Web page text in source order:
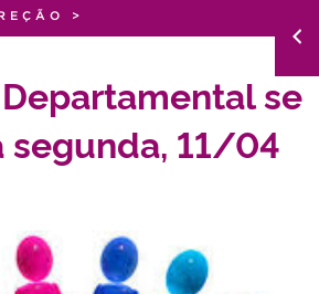
>
se
segunda, 11/04